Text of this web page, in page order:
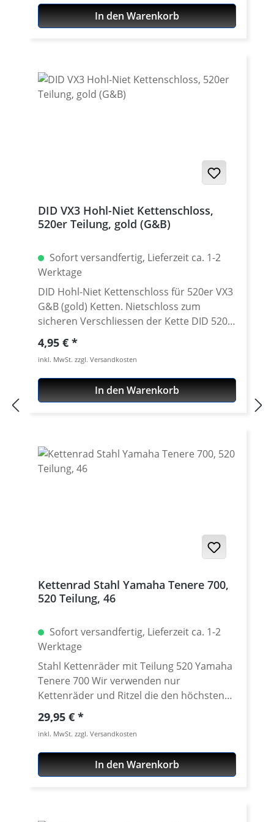
angegebene Schlösser verwenden (keine
Schlösser von Fremdherstellern!).
In den Warenkorb
DID VX3 Hohl-Niet Kettenschloss,
520er Teilung, gold (G&B)
Sofort versandfertig, Lieferzeit ca. 1-2
Werktage
DID Hohl-Niet Kettenschloss für 520er VX3
G&B (gold) Ketten. Nietschloss zum
sicheren Verschliessen der Kette DID 520
VX3 Kette. Kette: DID 520VX3 Schlosstyp:
Hohl-Nietschloss Kettengröße: 520 /
Teilung 5/8'' x 1/4'' Farbe: gold Nur vom
Hersteller als passend angegebene
Schlösser verwenden (keine Schlösser von
Regulärer Preis:
4,95 €
inkl. MwSt. zzgl. Versandkosten
In den Warenkorb
Kettenrad Stahl Yamaha Tenere 700,
520 Teilung, 46
Sofort versandfertig, Lieferzeit ca. 1-2
Werktage
Stahl Kettenräder mit Teilung 520 Yamaha
Tenere 700 Wir verwenden nur
Kettenräder und Ritzel die den höchsten
Qualitätsansprüchen genügen. Die z.B.
von ESJOT eingesetzten Stähle erfüllen
höchste Ansprüche und genügen damit
OEM-Erstausrüsterqualität. Hohe
Zugfestigkeiten des Materials garantiert
Regulärer Preis:
29,95 €
inkl. MwSt. zzgl. Versandkosten
In den Warenkorb